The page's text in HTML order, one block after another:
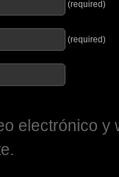
(required)
(required)
electrónico